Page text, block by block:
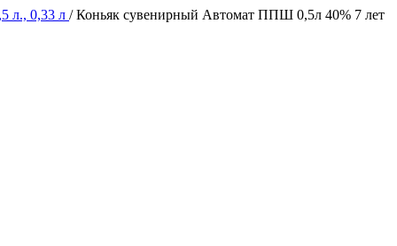
л., 0,33 л /Коньяк сувенирный Автомат ППШ 0,5л 40% 7 лет